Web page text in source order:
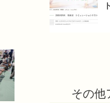
その他